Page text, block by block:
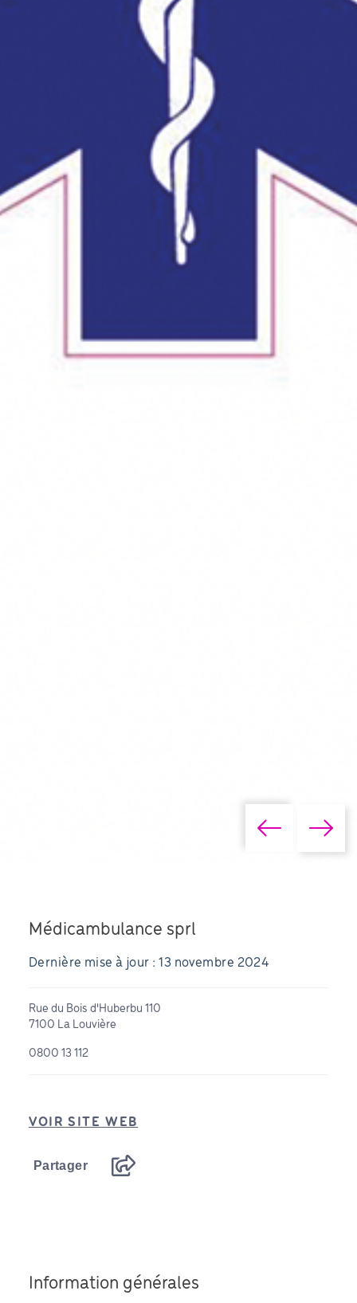
Médicambulance sprl
Dernière mise à jour : 13 novembre 2024
Rue du Bois d'Huberbu 110
7100 La Louvière
0800 13 112
VOIR SITE WEB
Partager
Information générales